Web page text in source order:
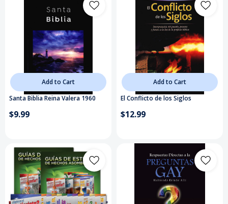
Add to Cart
Santa Biblia Reina Valera 1960
$9.99
Add to Cart
El Conflicto de los Siglos
$12.99